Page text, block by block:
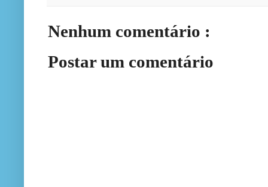
Nenhum comentário :
Postar um comentário